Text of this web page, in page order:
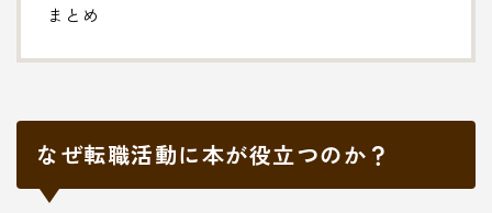
まとめ
なぜ転職活動に本が役立つのか？